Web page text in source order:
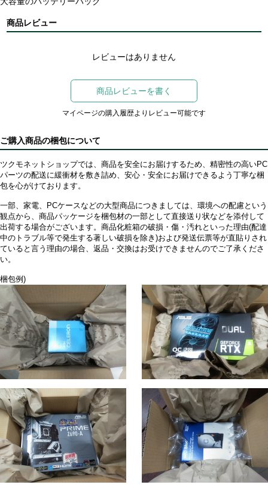
商品レビュー
レビューはありません
商品レビューを書く
マイページの購入履歴よりレビュー可能です
ご購入商品の梱包について
ツクモネットショップでは、商品を安全にお届けするため、精密性の高いPC
パーツの配送に緩衝材を敷き詰め、安心・安全にお届けできるよう丁寧な梱
包を心がけております。
一部、家電、PCケースなどの大型商品につきましては、環境への配慮という
観点から、商品パッケージを梱包材の一部として直接送り状などを添付して
出荷する場合がございます。商品化粧箱の破損・傷・汚れといった理由(配達
中のトラブル等で発生する著しい破損を除き)および発送伝票等が直貼りされ
ていると言う理由の場合、返品・交換はお受けできませんのでご了承くださ
い。
梱包例)